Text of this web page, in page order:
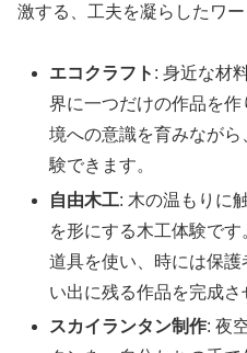
激する、工夫を凝らしたワー
エコクラフト : 身近な材
界に一つだけの作品を
境への意識を育みなが
験できます。
自由木工: 木の温もりに
を形にする木工体験で
道具を使い、時には保
い出に残る作品を完成さ
スカイランタン制作: 夜